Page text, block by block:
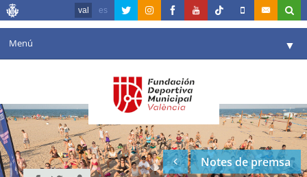
val es
Menú ▼
Agenda
Instal·lacions ▼
Comunicació ▼
Notes de premsa